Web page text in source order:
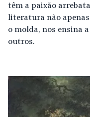
têm a paixão
literatura não
o molda, nos ensina
outros.